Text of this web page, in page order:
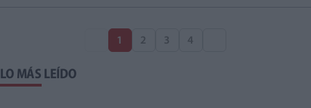
1 2 3 4
LO MÁS LEÍDO